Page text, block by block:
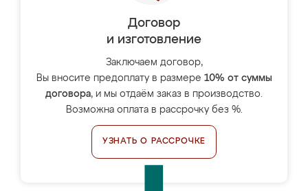
Договор
и изготовление
Заключаем договор,
Вы вносите предоплату в размере 10% от суммы
договора, и мы отдаём заказ в производство.
Возможна оплата в рассрочку без %.
УЗНАТЬ О РАССРОЧКЕ